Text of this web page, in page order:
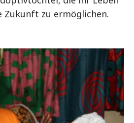
Zukunft zu ermöglichen.